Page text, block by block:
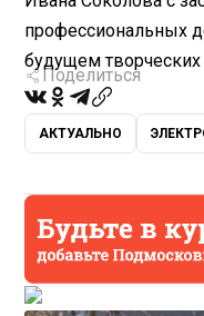
профессиональных
будущем творческих
Поделиться
АКТУАЛЬНО